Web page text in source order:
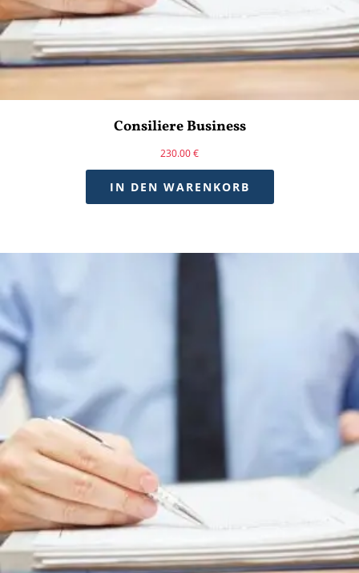
Consiliere Business
230.00€
IN DEN WARENKORB